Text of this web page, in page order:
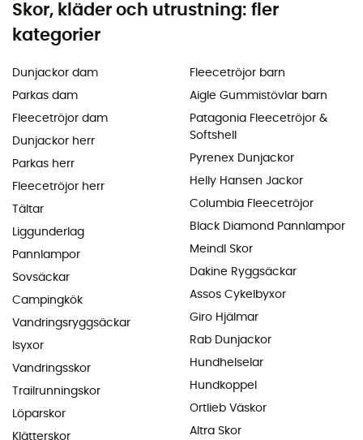
Skor, kläder och utrustning: fler
kategorier
Dunjackor dam
Parkas dam
Fleecetröjor dam
Dunjackor herr
Parkas herr
Fleecetröjor herr
Tältar
Liggunderlag
Pannlampor
Sovsäckar
Campingkök
Vandringsryggsäckar
Isyxor
Vandringsskor
Trailrunningskor
Löparskor
Klätterskor
Fleecetröjor barn
Aigle Gummistövlar barn
Patagonia Fleecetröjor &
Softshell
Pyrenex Dunjackor
Helly Hansen Jackor
Columbia Fleecetröjor
Black Diamond Pannlampor
Meindl Skor
Dakine Ryggsäckar
Assos Cykelbyxor
Giro Hjälmar
Rab Dunjackor
Hundhelselar
Hundkoppel
Ortlieb Väskor
Altra Skor